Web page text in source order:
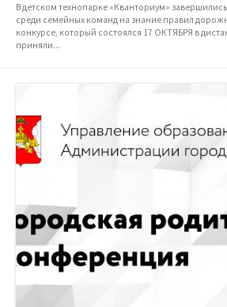
В детском технопарке «Кванториум»
среди семейных команд на знание правил
конкурсе, который состоялся 17 ОКТЯБРЯ в
приняли...